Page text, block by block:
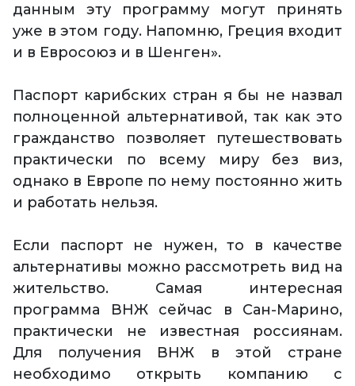
данным эту программу могут принять
уже в этом году. Напомню, Греция входит
и в Евросоюз и в Шенген».
Паспорт карибских стран я бы не назвал
полноценной альтернативой, так как это
гражданство позволяет путешествовать
практически по всему миру без виз,
однако в Европе по нему постоянно жить
и работать нельзя.
Если паспорт не нужен, то в качестве
альтернативы можно рассмотреть вид на
жительство. Самая интересная
программа ВНЖ сейчас в Сан-Марино,
практически не известная россиянам.
Для получения ВНЖ в этой стране
необходимо открыть компанию с